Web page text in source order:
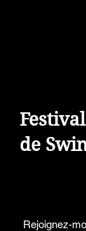
de
Rejoignez-